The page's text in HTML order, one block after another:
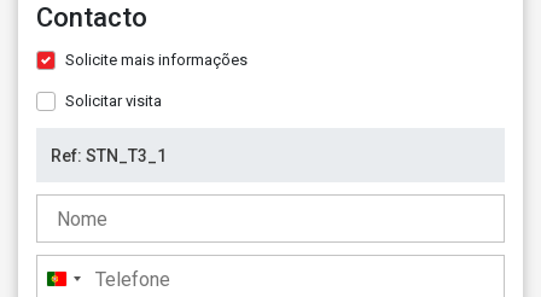
Contacto
Solicite mais informações
Solicitar visita
Portugal